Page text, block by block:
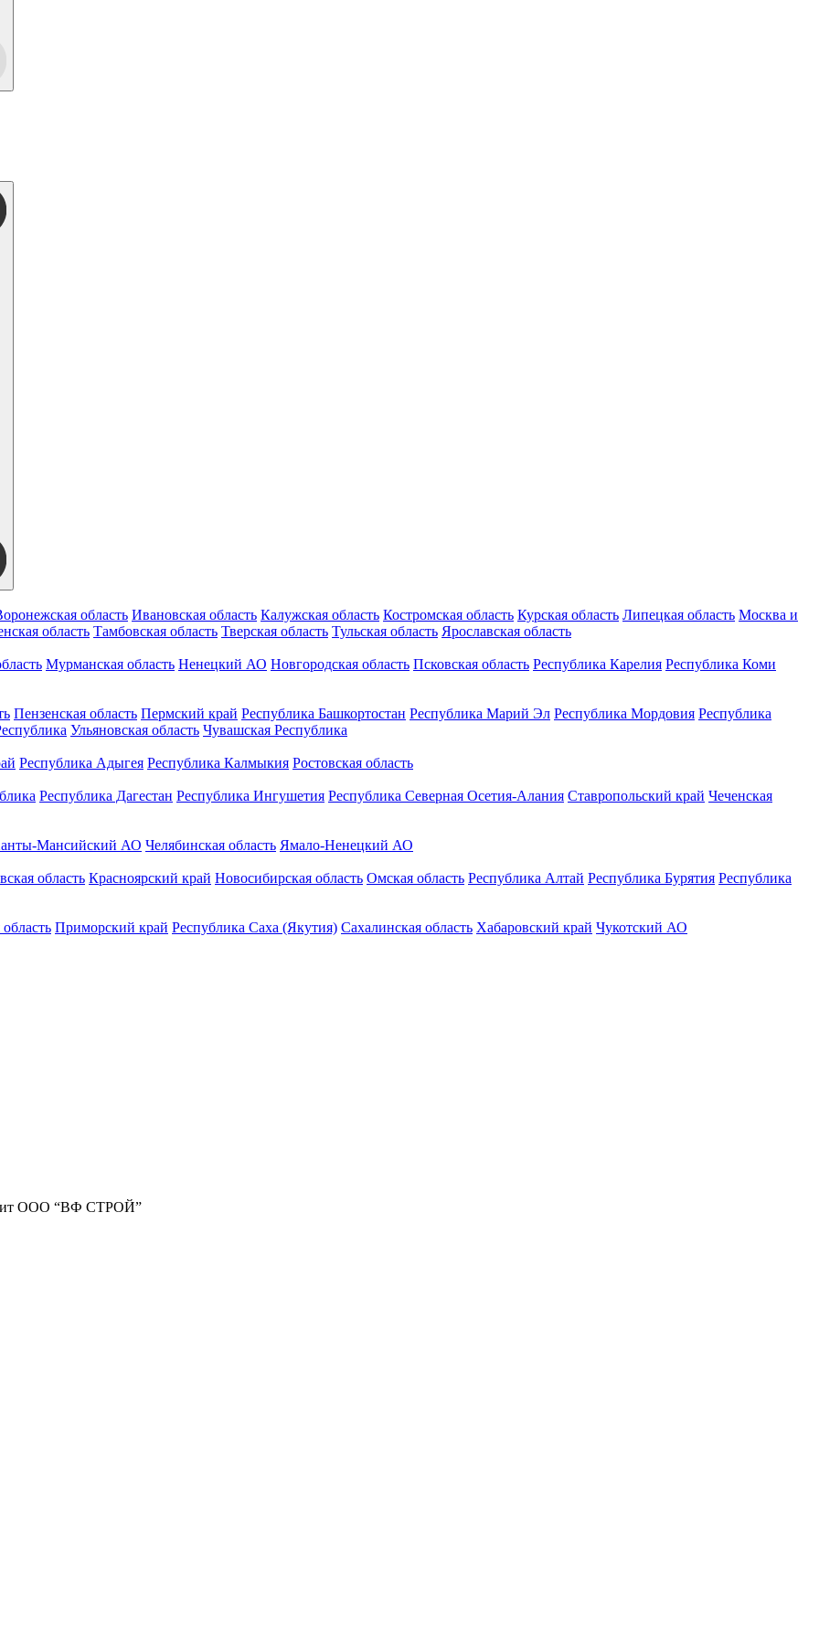
область Ивановская область Калужская область Костромская область Курская область Липецкая область Москва и
область Тамбовская область Тверская область Тульская область Ярославская область
Мурманская область Ненецкий АО Новгородская область Псковская область Республика Карелия Республика Коми
Пензенская область Пермский край Республика Башкортостан Республика Марий Эл Республика Мордовия Республика
Ульяновская область Чувашская Республика
Республика Адыгея Республика Калмыкия Ростовская область
Республика Дагестан Республика Ингушетия Республика Северная Осетия-Алания Ставропольский край Чеченская
Мансийский АО Челябинская область Ямало-Ненецкий АО
область Красноярский край Новосибирская область Омская область Республика Алтай Республика Бурятия Республика
Приморский край Республика Саха (Якутия) Сахалинская область Хабаровский край Чукотский АО
ООО “ВФ СТРОЙ”